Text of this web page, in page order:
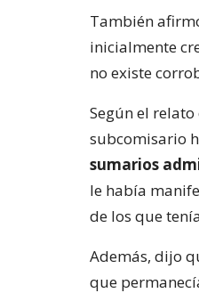
También
inicialmente
no existe
Según el
subcomisario
sumarios
le había
de los que
Además, dijo
que